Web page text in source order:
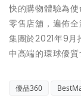
快的購物體驗為
零售店舖，遍佈
集團於2021年9
中高端的環球優質
優品360